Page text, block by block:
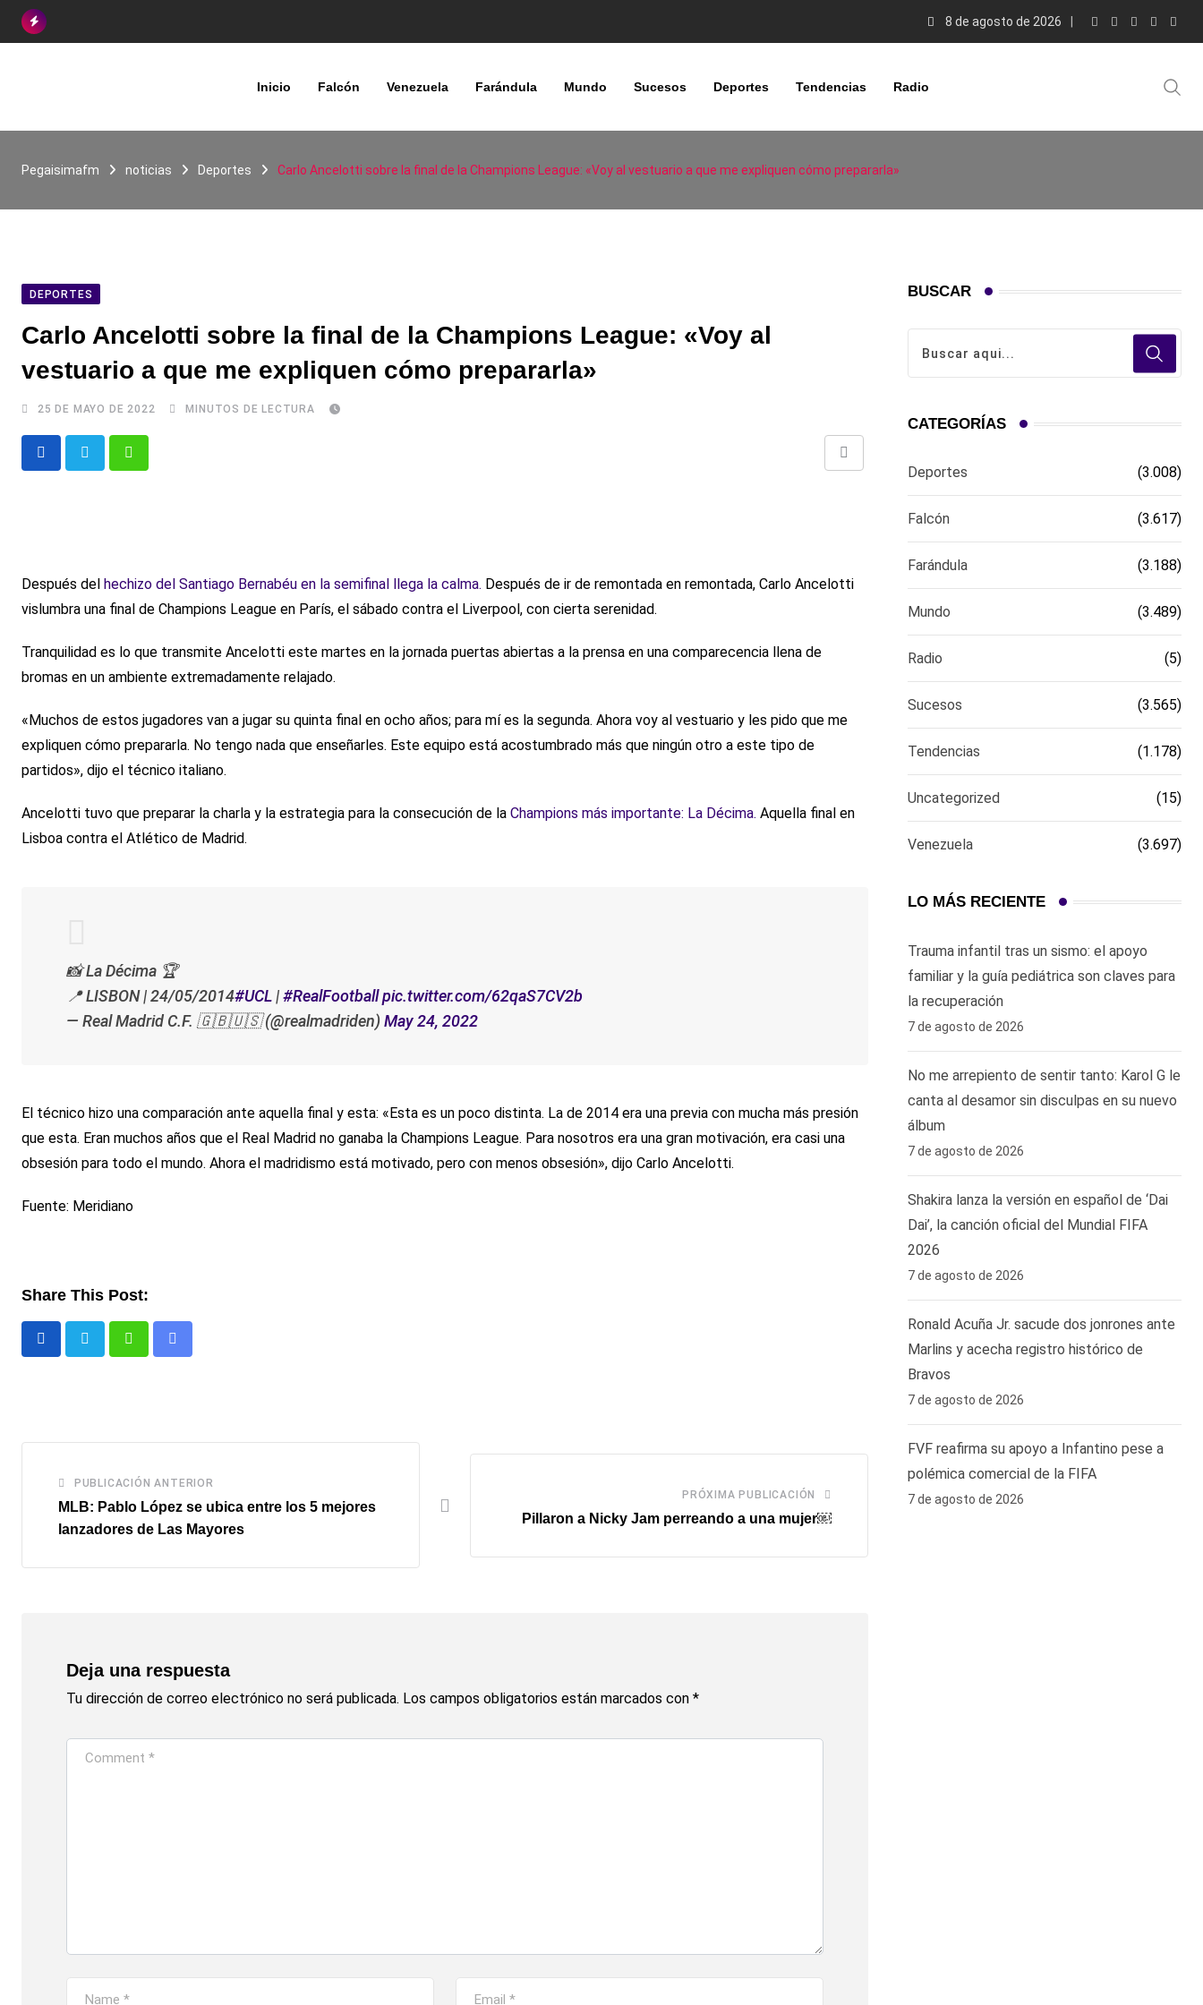
Skip
8 de agosto de 2026
Inicio Falcón Venezuela Farándula Mundo Sucesos Deportes Tendencias Radio
Pegaisimafm noticias Deportes Carlo Ancelotti sobre la final de la Champions League: «Voy al vestuario a que me expliquen cómo prepararla»
DEPORTES
Carlo Ancelotti sobre la final de la Champions League: «Voy al
vestuario a que me expliquen cómo prepararla»
25 DE MAYO DE 2022 MINUTOS DE LECTURA
Después del hechizo del Santiago Bernabéu en la semifinal llega la calma. Después de ir de remontada en remontada, Carlo Ancelotti
vislumbra una final de Champions League en París, el sábado contra el Liverpool, con cierta serenidad.
Tranquilidad es lo que transmite Ancelotti este martes en la jornada puertas abiertas a la prensa en una comparecencia llena de
bromas en un ambiente extremadamente relajado.
«Muchos de estos jugadores van a jugar su quinta final en ocho años; para mí es la segunda. Ahora voy al vestuario y les pido que me
expliquen cómo prepararla. No tengo nada que enseñarles. Este equipo está acostumbrado más que ningún otro a este tipo de
partidos», dijo el técnico italiano.
Ancelotti tuvo que preparar la charla y la estrategia para la consecución de la Champions más importante: La Décima. Aquella final en
Lisboa contra el Atlético de Madrid.
📸 La Décima 🏆
📍 LISBON | 24/05/2014#UCL |#RealFootballpic.twitter.com/62qaS7CV2b
— Real Madrid C.F. 🇬🇧🇺🇸 (@realmadriden) May 24, 2022
El técnico hizo una comparación ante aquella final y esta: «Esta es un poco distinta. La de 2014 era una previa con mucha más presión
que esta. Eran muchos años que el Real Madrid no ganaba la Champions League. Para nosotros era una gran motivación, era casi una
obsesión para todo el mundo. Ahora el madridismo está motivado, pero con menos obsesión», dijo Carlo Ancelotti.
Fuente: Meridiano
Share This Post:
PUBLICACIÓN ANTERIOR
MLB: Pablo López se ubica entre los 5 mejores
lanzadores de Las Mayores
PRÓXIMA PUBLICACIÓN
Pillaron a Nicky Jam perreando a una mujer￼
Deja una respuesta
Tu dirección de correo electrónico no será publicada. Los campos obligatorios están marcados con *
BUSCAR
CATEGORÍAS
Deportes (3.008)
Falcón (3.617)
Farándula (3.188)
Mundo (3.489)
Radio (5)
Sucesos (3.565)
Tendencias (1.178)
Uncategorized (15)
Venezuela (3.697)
LO MÁS RECIENTE
Trauma infantil tras un sismo: el apoyo
familiar y la guía pediátrica son claves para
la recuperación
7 de agosto de 2026
No me arrepiento de sentir tanto: Karol G le
canta al desamor sin disculpas en su nuevo
álbum
7 de agosto de 2026
Shakira lanza la versión en español de ‘Dai
Dai’, la canción oficial del Mundial FIFA
2026
7 de agosto de 2026
Ronald Acuña Jr. sacude dos jonrones ante
Marlins y acecha registro histórico de
Bravos
7 de agosto de 2026
FVF reafirma su apoyo a Infantino pese a
polémica comercial de la FIFA
7 de agosto de 2026